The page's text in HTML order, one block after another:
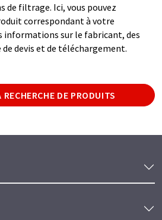
de filtrage. Ici, vous pouvez
correspondant à votre
informations sur le fabricant, des
devis et de téléchargement.
RECHERCHE DE PRODUITS